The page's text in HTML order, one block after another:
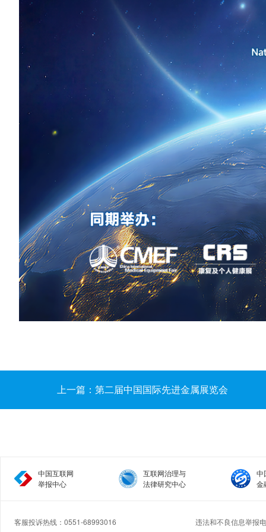
上一篇：第二届中国国际先进金属展览会
中国互联网
举报中心
互联网治理与
法律研究中心
中
金
客服投诉热线：0551-68993016 违法和不良信息举报